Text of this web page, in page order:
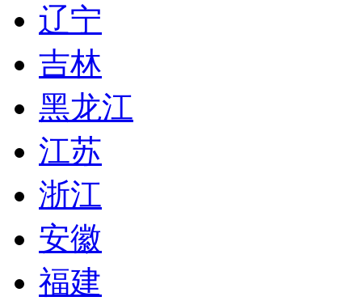
辽宁
吉林
黑龙江
江苏
浙江
安徽
福建